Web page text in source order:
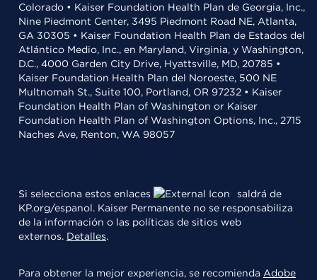
Colorado • Kaiser Foundation Health Plan de Georgia, Inc.,
Nine Piedmont Center, 3495 Piedmont Road NE, Atlanta,
GA 30305 • Kaiser Foundation Health Plan de Estados del
Atlántico Medio, Inc., en Maryland, Virginia, y Washington,
D.C., 4000 Garden City Drive, Hyattsville, MD, 20785 •
Kaiser Foundation Health Plan del Noroeste, 500 NE
Multnomah St., Suite 100, Portland, OR 97232 • Kaiser
Foundation Health Plan of Washington or Kaiser
Foundation Health Plan of Washington Options, Inc., 2715
Naches Ave, Renton, WA 98057
Si selecciona estos enlaces
saldrá de
KP.org/espanol. Kaiser Permanente no se responsabiliza
de la información o las políticas de sitios web
externos. Detalles.
Para obtener la mejor experiencia, se recomienda Adobe